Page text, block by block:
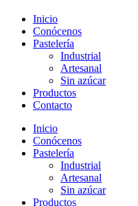
Inicio
Conócenos
Pastelería
Industrial
Artesanal
Sin azúcar
Productos
Contacto
Inicio
Conócenos
Pastelería
Industrial
Artesanal
Sin azúcar
Productos